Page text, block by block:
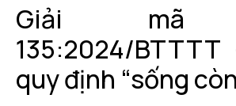
Giải mã
135:2024/BTTTT
quy định “sống